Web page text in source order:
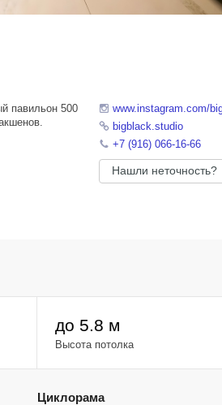
павильон 500
и удобная
www.instagram.com/
bigblack.studio
+7 (916) 066-16-66
Нашли неточность?
до 5.8 м
Высота потолка
Циклорама